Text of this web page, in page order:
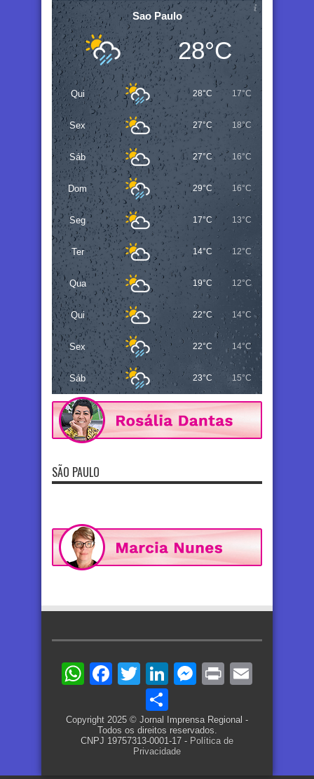
Sao Paulo
28°C
Qui 28°C 17°C
Sex 27°C 18°C
Sáb 27°C 16°C
Dom 29°C 16°C
Seg 17°C 13°C
Ter 14°C 12°C
Qua 19°C 12°C
Qui 22°C 14°C
Sex 22°C 14°C
Sáb 23°C 15°C
SÃO PAULO
WhatsApp
Facebook
TwitterLinkedIn
Messenger
Print
Copyright 2025 © Jornal Imprensa Regional -
Todos os direitos reservados.
CNPJ 19757313-0001-17 - Política de
Privacidade